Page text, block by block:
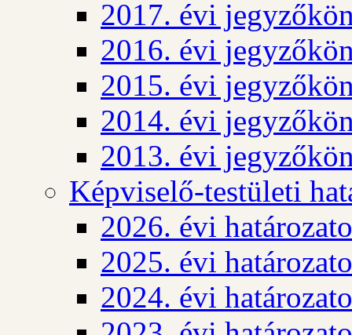
2017. évi
2016. évi
2015. évi
2014. évi
2013. évi
Képviselő-testületi
2026. évi
2025. évi
2024. évi